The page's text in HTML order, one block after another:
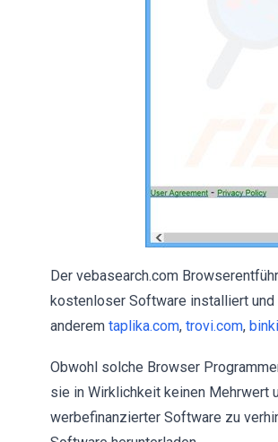
Der vebasearch.com
kostenloser Software installiert
anderem taplika.com, trovi.com,
Obwohl solche Browser
sie in Wirklichkeit keinen Mehrwert
werbefinanzierter Software zu